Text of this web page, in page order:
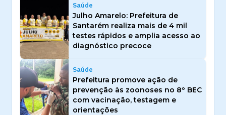
Saúde
Julho Amarelo: Prefeitura de
Santarém realiza mais de 4 mil
testes rápidos e amplia acesso ao
diagnóstico precoce
Saúde
Prefeitura promove ação de
prevenção às zoonoses no 8º BEC
com vacinação, testagem e
orientações